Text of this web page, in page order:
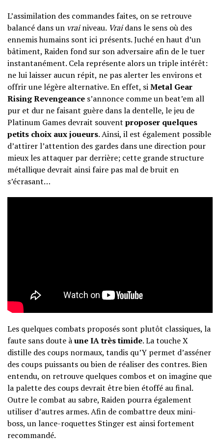
L’assimilation des commandes faites, on se retrouve
balancé dans un vrainiveau. Vraidans le sens où des
ennemis humains sont ici présents. Juché en haut d’un
bâtiment, Raiden fond sur son adversaire afin de le tuer
instantanément. Cela représente alors un triple intérêt:
ne lui laisser aucun répit, ne pas alerter les environs et
offrir une légère alternative. En effet, siMetal Gear
Rising Revengeance s’annonce comme un beat’em all
pur et dur ne faisant guère dans la dentelle, le jeu de
Platinum Games devrait souvent proposer quelques
petits choix aux joueurs. Ainsi, il est également possible
d’attirer l’attention des gardes dans une direction pour
mieux les attaquer par derrière; cette grande structure
métallique devrait ainsi faire pas mal de bruit en
s’écrasant…
Les quelques combats proposés sont plutôt classiques, la
faute sans doute àune IA très timide. La touche X
distille des coups normaux, tandis qu’Y permet d’asséner
des coups puissants ou bien de réaliser des contres. Bien
entendu, on retrouve quelques combos et on imagine que
la palette des coups devrait être bien étoffé au final.
Outre le combat au sabre, Raiden pourra également
utiliser d’autres armes. Afin de combattre deux mini-
boss, un lance-roquettes Stinger est ainsi fortement
recommandé.